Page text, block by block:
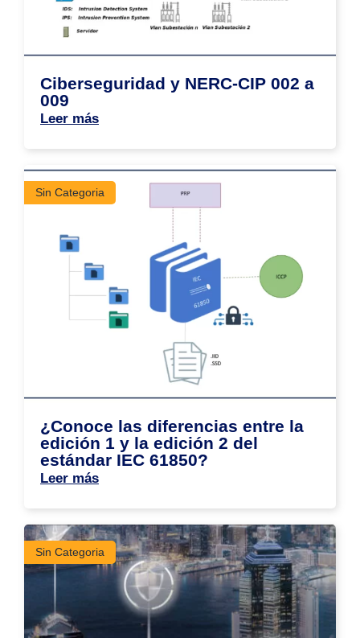
Ciberseguridad y NERC-CIP 002 a
009
Leer más
Sin Categoria
¿Conoce las diferencias entre la
edición 1 y la edición 2 del
estándar IEC 61850?
Leer más
Sin Categoria